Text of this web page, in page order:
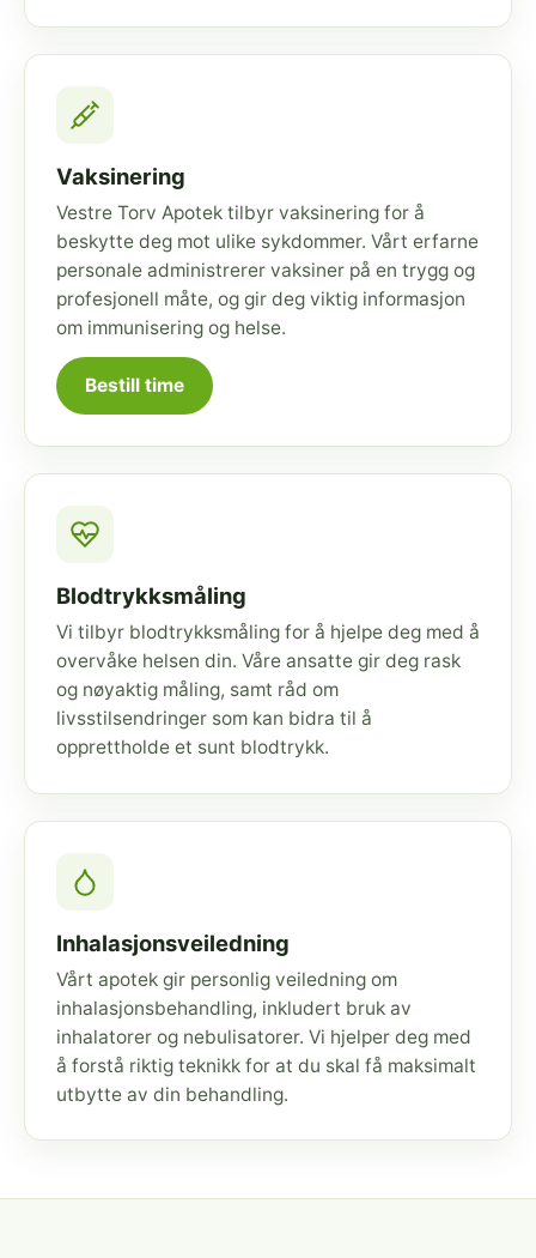
Vaksinering
Vestre Torv Apotek tilbyr vaksinering for å
beskytte deg mot ulike sykdommer. Vårt erfarne
personale administrerer vaksiner på en trygg og
profesjonell måte, og gir deg viktig informasjon
om immunisering og helse.
Bestill time
Blodtrykksmåling
Vi tilbyr blodtrykksmåling for å hjelpe deg med å
overvåke helsen din. Våre ansatte gir deg rask
og nøyaktig måling, samt råd om
livsstilsendringer som kan bidra til å
opprettholde et sunt blodtrykk.
Inhalasjonsveiledning
Vårt apotek gir personlig veiledning om
inhalasjonsbehandling, inkludert bruk av
inhalatorer og nebulisatorer. Vi hjelper deg med
å forstå riktig teknikk for at du skal få maksimalt
utbytte av din behandling.